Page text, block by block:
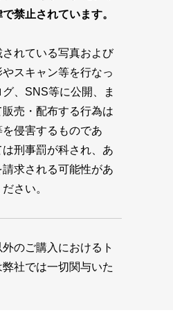
禁止されています。
れている写真および
スキャン等を行なっ
、SNS等に公開、ま
売・配布する行為は
侵害するものであ
刑事罰が科され、あ
求される可能性があ
さい。
のご購入におけるト
社では一切関与いた